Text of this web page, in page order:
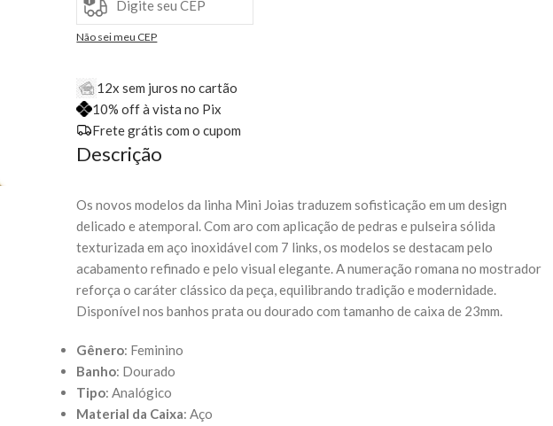
Não sei meu CEP
12x sem juros no cartão
10% off à vista no Pix
Frete grátis com o cupom
Descrição
Os novos modelos da linha Mini Joias traduzem sofisticação em um design
delicado e atemporal. Com aro com aplicação de pedras e pulseira sólida
texturizada em aço inoxidável com 7 links, os modelos se destacam pelo
acabamento refinado e pelo visual elegante. A numeração romana no mostrador
reforça o caráter clássico da peça, equilibrando tradição e modernidade.
Disponível nos banhos prata ou dourado com tamanho de caixa de 23mm.
Gênero: Feminino
Banho: Dourado
Tipo: Analógico
Material da Caixa: Aço